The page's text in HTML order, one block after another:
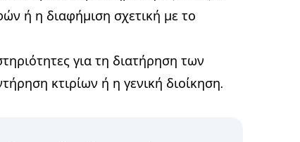
ή η διαφήμιση σχετική με το
για τη διατήρηση των
κτιρίων ή η γενική διοίκηση.